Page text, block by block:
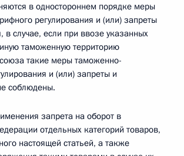
в одностороннем порядке меры
регулирования и (или) запреты
в случае, если при ввозе указанных
таможенную территорию
такие меры таможенно-
и (или) запреты и
соблюдены.
запрета на оборот в
отдельных категорий товаров,
настоящей статьей, а также